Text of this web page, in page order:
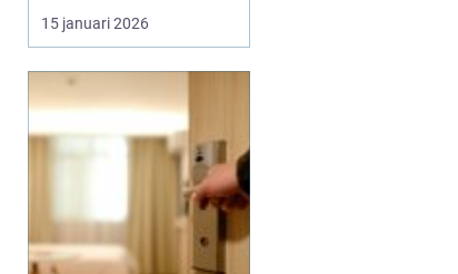
veterinärklinik som
röntgenutrustning och
kundkontakt och
administration samlas i
samma digitala flöde blir
arbetet både snabbare
djurägaren märks det
som...
15 januari 2026